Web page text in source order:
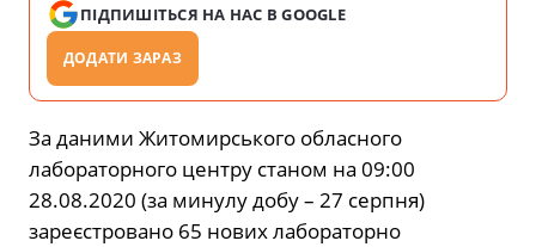
ПІДПИШІТЬСЯ НА НАС В GOOGLE
ДОДАТИ ЗАРАЗ
За даними Житомирського обласного
лабораторного центру станом на 09:00
28.08.2020 (за минулу добу – 27 серпня)
зареєстровано 65 нових лабораторно